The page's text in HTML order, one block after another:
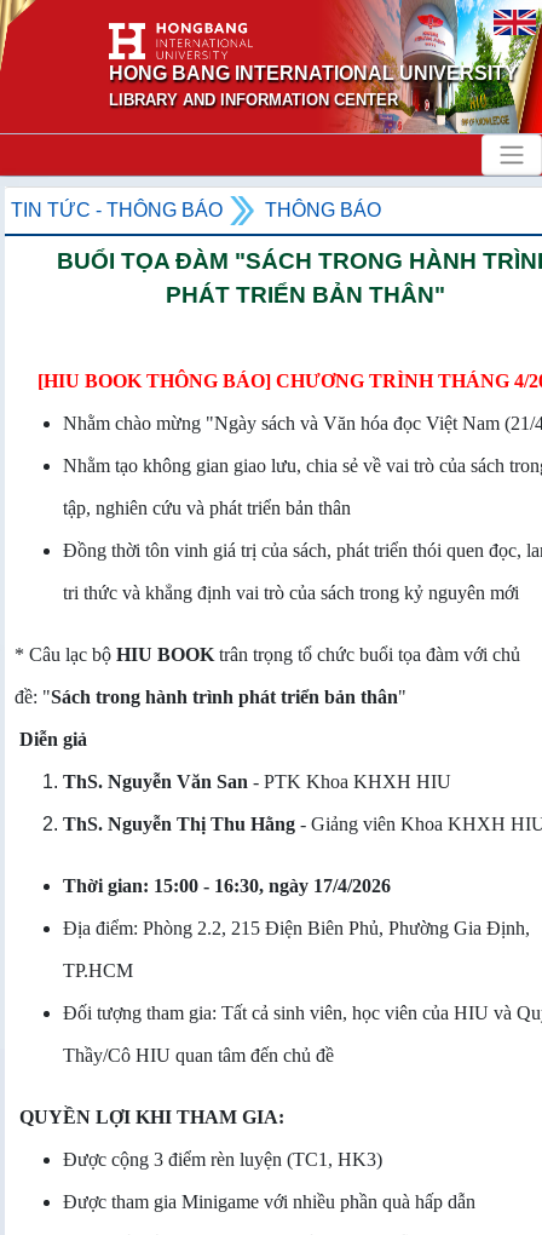
HONG BANG INTERNATIONAL UNIVERSITY
LIBRARY AND INFORMATION CENTER
TIN TỨC - THÔNG BÁO THÔNG BÁO
BUỔI TỌA ĐÀM "SÁCH TRONG HÀNH
PHÁT TRIỂN BẢN THÂN"
[HIU BOOK THÔNG BÁO] CHƯƠNG TRÌNH THÁNG 4/
Nhằm chào mừng "Ngày sách và Văn hóa đọc Việt Nam (21/
Nhằm tạo không gian giao lưu, chia sẻ về vai trò của sách
tập, nghiên cứu và phát triển bản thân
Đồng thời tôn vinh giá trị của sách, phát triển thói quen đọc,
tri thức và khẳng định vai trò của sách trong kỷ nguyên mới
* Câu lạc bộ HIU BOOK trân trọng tổ chức buổi tọa đàm với chủ
đề: "Sách trong hành trình phát triển bản thân"
Diễn giả
ThS. Nguyễn Văn San - PTK Khoa KHXH HIU
ThS. Nguyễn Thị Thu Hằng - Giảng viên Khoa KHXH
Thời gian: 15:00 - 16:30, ngày 17/4/2026
Địa điểm: Phòng 2.2, 215 Điện Biên Phủ, Phường Gia Định,
TP.HCM
Đối tượng tham gia: Tất cả sinh viên, học viên của HIU và
Thầy/Cô HIU quan tâm đến chủ đề
QUYỀN LỢI KHI THAM GIA:
Được cộng 3 điểm rèn luyện (TC1, HK3)
Được tham gia Minigame với nhiều phần quà hấp dẫn